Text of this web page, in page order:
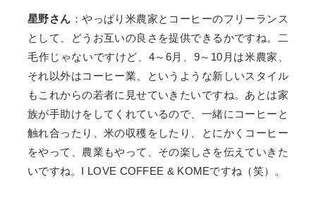
星野さん ：やっぱり米農家とコーヒーのフリーランス
として、どうお互いの良さを提供できるかですね。二
毛作じゃないですけど、4～6月、9～10月は米農家、
それ以外はコーヒー業、というような新しいスタイル
もこれからの若者に見せていきたいですね。あとは家
族が手助けをしてくれているので、一緒にコーヒーと
触れ合ったり、米の収穫をしたり、とにかくコーヒー
をやって、農業もやって、その楽しさを伝えていきた
いですね。I LOVE COFFEE & KOMEですね（笑）。